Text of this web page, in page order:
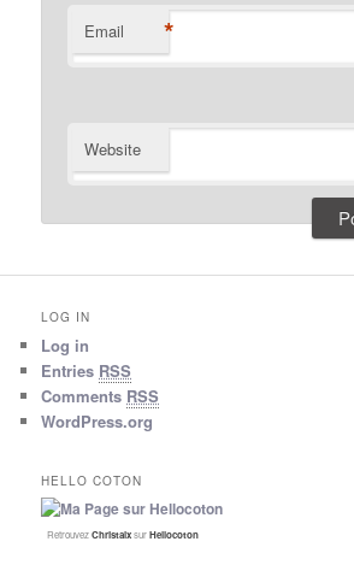
Email *
Website
LOG IN
Log in
Entries RSS
Comments RSS
WordPress.org
HELLO COTON
RetrouvezChristalxsurHellocoton